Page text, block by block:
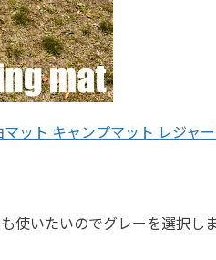
ット キャンプマット レジャ
使いたいのでグレーを選択し